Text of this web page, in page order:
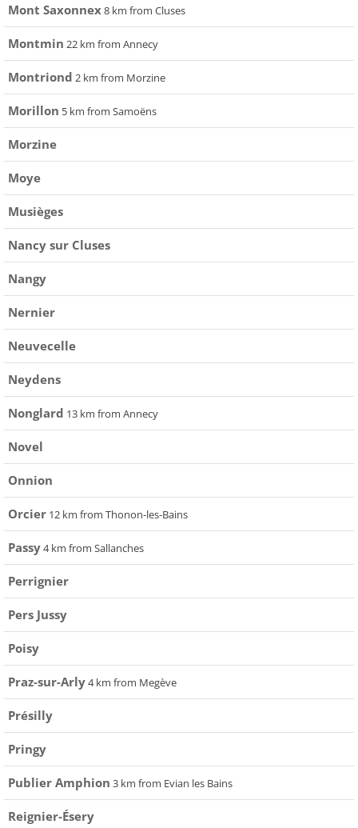
Mont Saxonnex8 km from Cluses
Montmin 22 km from Annecy
Montriond 2 km from Morzine
Morillon 5 km from Samoëns
Morzine
Moye
Musièges
Nancy sur Cluses
Nangy
Nernier
Neuvecelle
Neydens
Nonglard 13 km from Annecy
Novel
Onnion
Orcier 12 km from Thonon-les-Bains
Passy4 km from Sallanches
Perrignier
Pers Jussy
Poisy
Praz-sur-Arly4 km from Megève
Présilly
Pringy
Publier Amphion 3 km from Evian les Bains
Reignier-Ésery